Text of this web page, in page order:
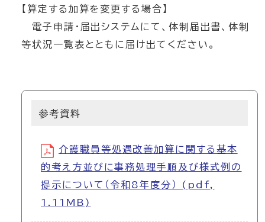
【算定する加算を変更する場合】
電子申請・届出システムにて、体制届出書、体制
等状況一覧表とともに届け出てください。
参考資料
介護職員等処遇改善加算に関する基本
的考え方並びに事務処理手順及び様式例の
提示について（令和8年度分） (pdf,
1.11MB)